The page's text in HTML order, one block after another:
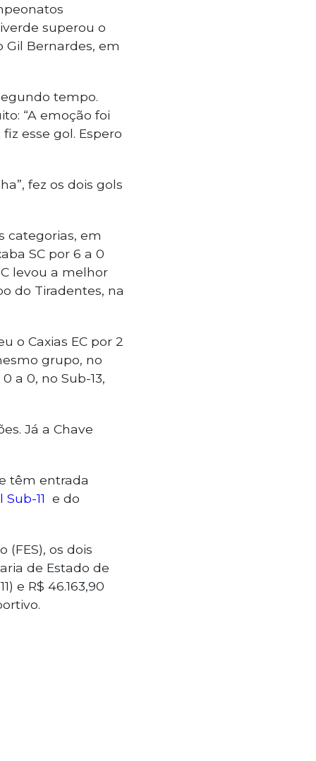
superou o
Gil Bernardes, em
tempo.
“A emoção foi
esse gol. Espero
fez os dois gols
categorias, em
SC por 6 a 0
levou a melhor
do Tiradentes, na
o Caxias EC por 2
grupo, no
a 0, no Sub-13,
Já a Chave
têm entrada
11 e do
os dois
de Estado de
e R$ 46.163,90